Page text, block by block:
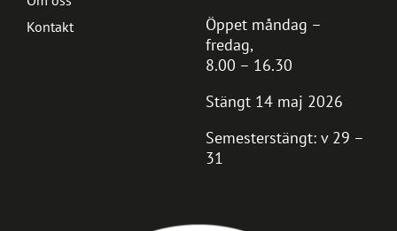
Öppet måndag –
fredag,
8.00 – 16.30
Stängt 14 maj 2026
Semesterstängt: v 29 –
31
Kontakt